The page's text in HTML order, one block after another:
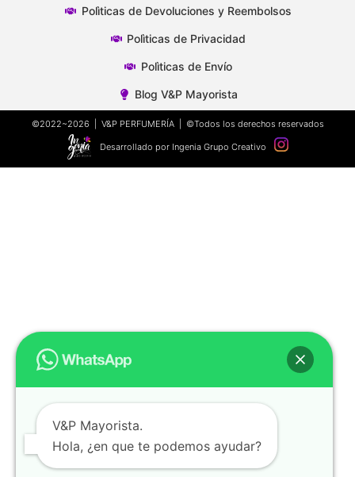
Polìticas de Devoluciones y Reembolsos
Polìticas de Privacidad
Polìticas de Envío
Blog V&P Mayorista
©2022~2026 | V&P PERFUMERÍA | ©Todos los derechos reservados
Desarrollado por Ingenia Grupo Creativo
V&P Mayorista.
Hola, ¿en que te podemos ayudar?